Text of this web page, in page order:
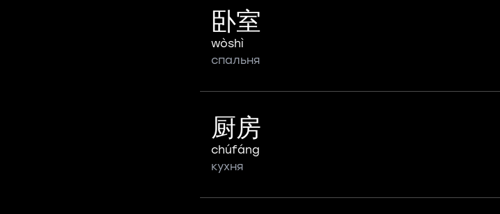
卧室
wòshì
спальня
厨房
chúfáng
кухня